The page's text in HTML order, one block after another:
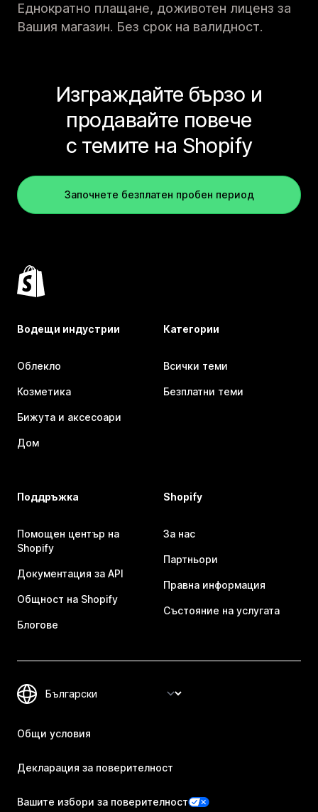
Еднократно плащане, доживотен лиценз за
Вашия магазин. Без срок на валидност.
Изграждайте бързо и
продавайте повече
с темите на Shopify
Започнете безплатен пробен период
Водещи индустрии
Облекло
Козметика
Бижута и аксесоари
Дом
Категории
Всички теми
Безплатни теми
Поддръжка
Помощен център на
Shopify
Документация за API
Общност на Shopify
Блогове
Shopify
За нас
Партньори
Правна информация
Състояние на услугата
Общи условия
Декларация за поверителност
Вашите избори за поверителност